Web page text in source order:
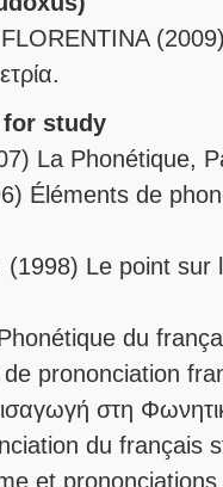
study
La Phonétique,
Éléments de
(1998) Le point sur
du
prononciation
στη
du français
et